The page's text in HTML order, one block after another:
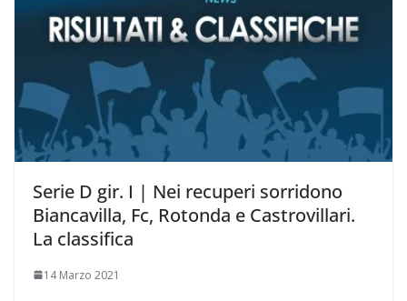
Serie D gir. I | Nei recuperi sorridono
Biancavilla, Fc, Rotonda e Castrovillari.
La classifica
14 Marzo 2021